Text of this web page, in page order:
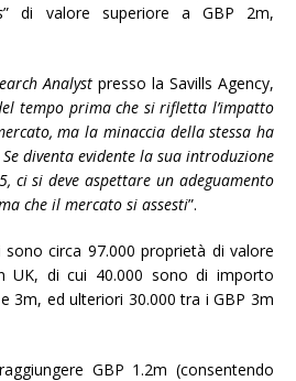
” di valore superiore a GBP 2m,
Analyst presso la Savills Agency,
tempo prima che si rifletta l’impatto
ma la minaccia della stessa ha
diventa evidente la sua introduzione
ci si deve aspettare un adeguamento
che il mercato si assesti”.
circa 97.000 proprietà di valore
UK, di cui 40.000 sono di importo
3m, ed ulteriori 30.000 tra i GBP 3m
GBP 1.2m (consentendo